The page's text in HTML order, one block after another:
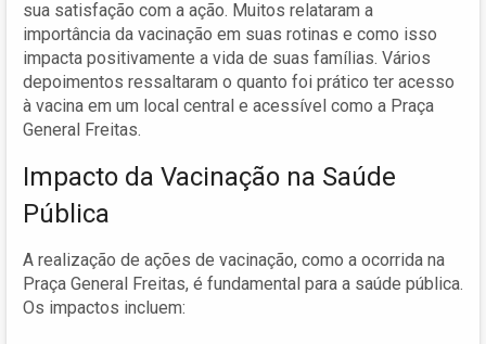
sua satisfação com a ação. Muitos relataram a
importância da vacinação em suas rotinas e como isso
impacta positivamente a vida de suas famílias. Vários
depoimentos ressaltaram o quanto foi prático ter acesso
à vacina em um local central e acessível como a Praça
General Freitas.
Impacto da Vacinação na Saúde
Pública
A realização de ações de vacinação, como a ocorrida na
Praça General Freitas, é fundamental para a saúde pública.
Os impactos incluem: